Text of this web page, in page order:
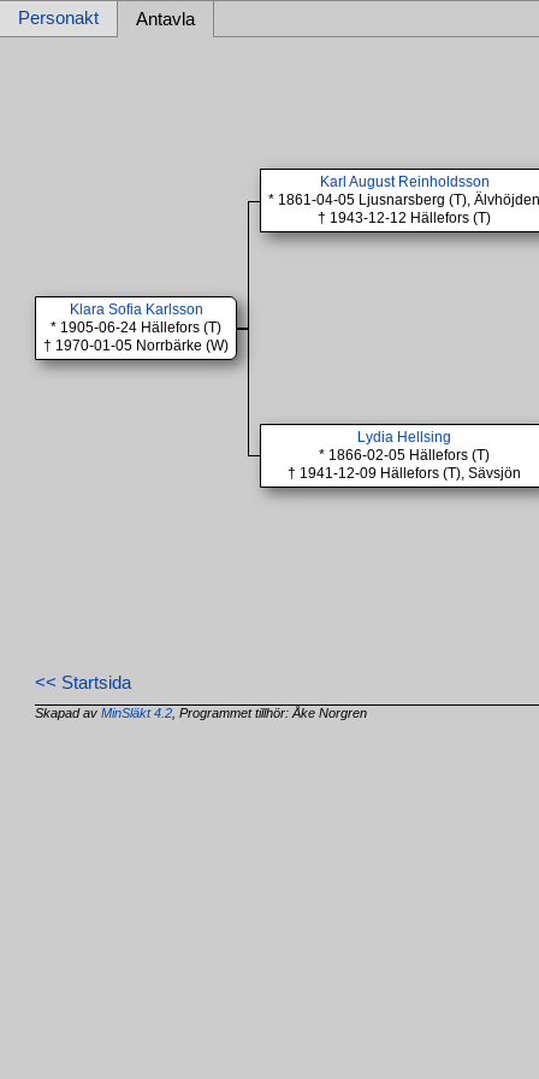
Personakt Antavla
Klara Sofia Karlsson
* 1905-06-24 Hällefors (T)
† 1970-01-05 Norrbärke (W)
Karl August Reinholdsson
* 1861-04-05 Ljusnarsberg (T),
† 1943-12-12 Hällefors (T)
Lydia Hellsing
* 1866-02-05 Hällefors (T)
† 1941-12-09 Hällefors (T), Sävsjön
<< Startsida
Skapad avMinSläkt 4.2 , Programmet tillhör: Åke Norgren